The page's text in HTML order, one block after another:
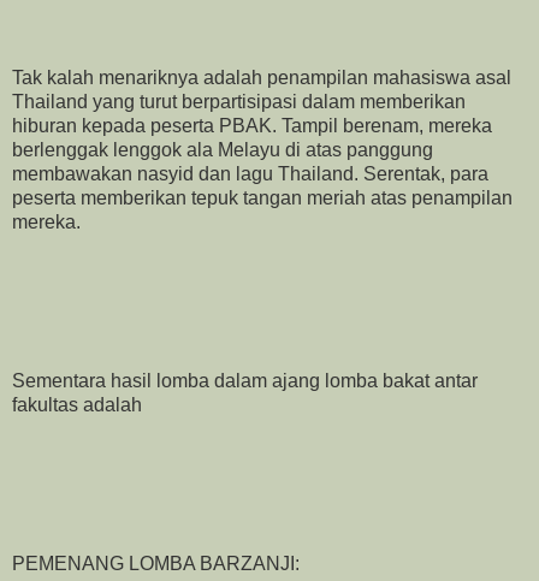
Tak kalah menariknya adalah penampilan mahasiswa asal
Thailand yang turut berpartisipasi dalam memberikan
hiburan kepada peserta PBAK. Tampil berenam, mereka
berlenggak lenggok ala Melayu di atas panggung
membawakan nasyid dan lagu Thailand. Serentak, para
peserta memberikan tepuk tangan meriah atas penampilan
mereka.
Sementara hasil lomba dalam ajang lomba bakat antar
fakultas adalah
PEMENANG LOMBA BARZANJI: